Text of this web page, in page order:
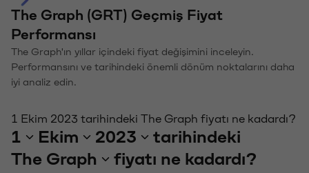
The Graph (GRT) Geçmiş Fiyat
Performansı
The Graph'ın yıllar içindeki fiyat değişimini inceleyin.
Performansını ve tarihindeki önemli dönüm noktalarını daha
iyi analiz edin.
1 Ekim 2023 tarihindeki The Graph fiyatı ne kadardı?
1 Ekim 2023
tarihindeki
The Graph
fiyatı ne kadardı?